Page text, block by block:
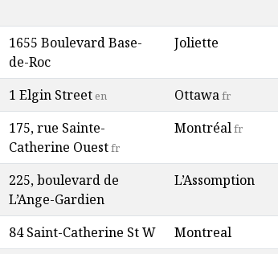
1655 Boulevard Base-
de-Roc
Joliette
1 Elgin Street en Ottawafr
175, rue Sainte-
Catherine Ouestfr
Montréalfr
225, boulevard de
L’Ange-Gardien
L’Assomption
84 Saint-Catherine St W Montreal